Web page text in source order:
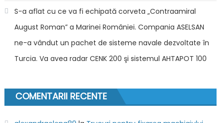
S-a aflat cu ce va fi echipată corveta „Contraamiral
August Roman” a Marinei României. Compania ASELSAN
ne-a vândut un pachet de sisteme navale dezvoltate în
Turcia. Va avea radar CENK 200 şi sistemul AHTAPOT 100
COMENTARII RECENTE